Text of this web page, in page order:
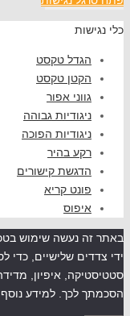
טקסט
טקסט
אפור
גבוהה
הפוכה
בהיר
קישורים
קריא
שלישיים, כדי לספק לך
איפיון, מדידה
לכך. למידע נוסף